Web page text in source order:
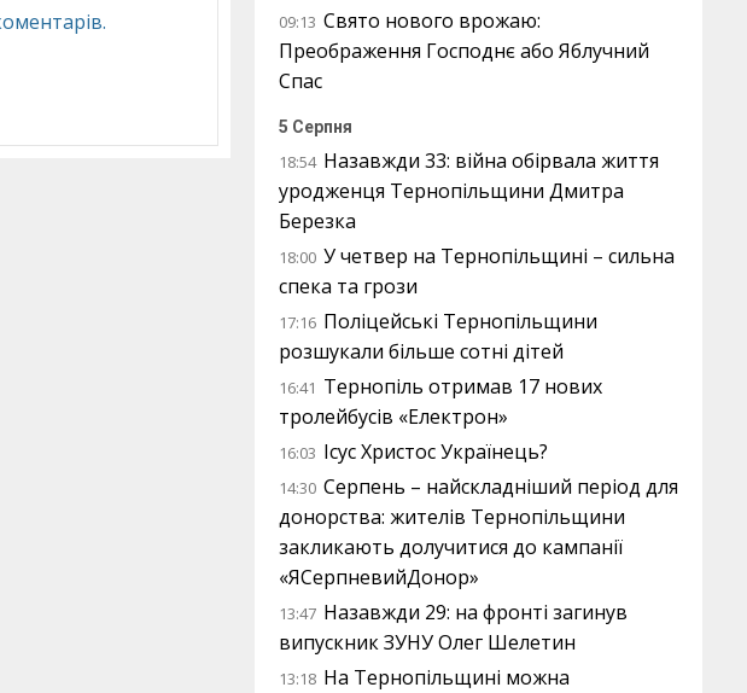
09:13 Свято нового врожаю:
Преображення Господнє або Яблучний
Спас
5 Серпня
18:54 Назавжди 33: війна обірвала життя
уродженця Тернопільщини Дмитра
Березка
18:00 У четвер на Тернопільщині – сильна
спека та грози
17:16 Поліцейські Тернопільщини
розшукали більше сотні дітей
16:41 Тернопіль отримав 17 нових
тролейбусів «Електрон»
16:03 Ісус Христос Українець?
14:30 Серпень – найскладніший період для
донорства: жителів Тернопільщини
закликають долучитися до кампанії
«ЯСерпневийДонор»
13:47 Назавжди 29: на фронті загинув
випускник ЗУНУ Олег Шелетин
13:18 На Тернопільщині можна